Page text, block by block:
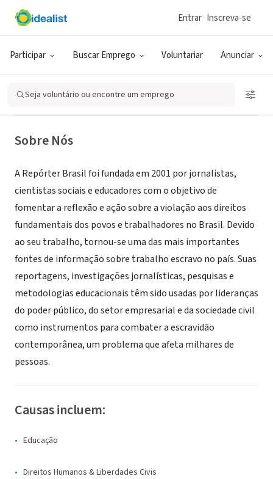
Participar Buscar Emprego Voluntariar Anunciar
Entrar Inscreva-se
Seja voluntário ou encontre um emprego
ONG (SETOR SOCIAL)
Repórter Brasil - Organização de
comunicação e projetos sociais
São Paulo, SP, Brasil|reporterbrasil.org.br/quem-somos/
Sobre Nós
A Repórter Brasil foi fundada em 2001 por jornalistas,
cientistas sociais e educadores com o objetivo de
fomentar a reflexão e ação sobre a violação aos direitos
fundamentais dos povos e trabalhadores no Brasil. Devido
ao seu trabalho, tornou-se uma das mais importantes
fontes de informação sobre trabalho escravo no país. Suas
reportagens, investigações jornalísticas, pesquisas e
metodologias educacionais têm sido usadas por lideranças
do poder público, do setor empresarial e da sociedade civil
como instrumentos para combater a escravidão
contemporânea, um problema que afeta milhares de
pessoas.
Causas incluem:
Educação
Direitos Humanos & Liberdades Civis